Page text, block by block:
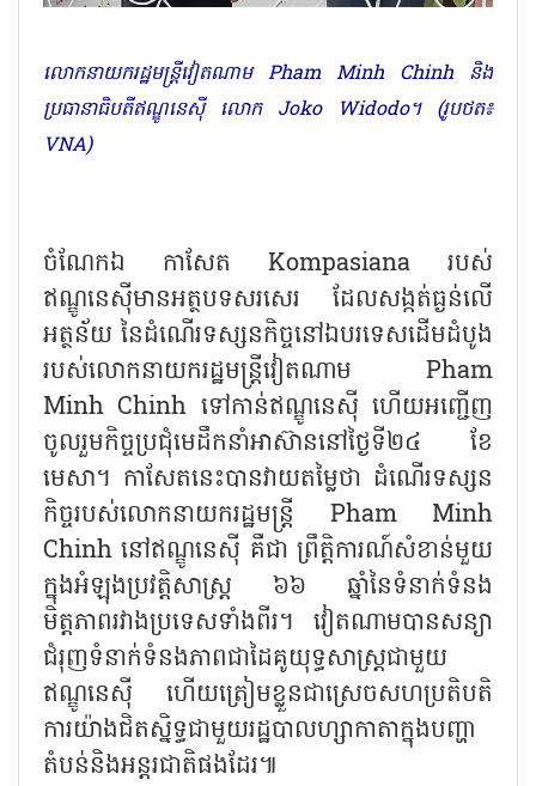
លោកនាយករដ្ឋមន្រ្តីវៀតណាម Pham Minh Chinh និង
ប្រធានាធិបតីឥណ្ឌូនេស៊ី លោក Joko Widodo។ (រូបថត៖
VNA)
ចំណែកឯ កាសែត Kompasiana របស់
ឥណ្ឌូនេស៊ីមានអត្ថបទសរសេរ ដែលសង្កត់ធ្ងន់លើ
អត្ថន័យ នៃដំណើរទស្សនកិច្ចនៅឯបរទេសដើមដំបូង
របស់លោកនាយករដ្ឋមន្រ្តីវៀតណាម Pham
Minh Chinh ទៅកាន់ឥណ្ឌូនេស៊ី ហើយអញ្ជើញ
ចូលរួមកិច្ចប្រជុំមេដឹកនាំអាស៊ាននៅថ្ងៃទី២៤ ខែ
មេសា។ កាសែតនេះបានវាយតម្លៃថា ដំណើរទស្សន
កិច្ចរបស់លោកនាយករដ្ឋមន្រ្តី Pham Minh
Chinh នៅឥណ្ឌូនេស៊ី គឺជា ព្រឹត្តិការណ៍សំខាន់មួយ
ក្នុងអំឡុងប្រវត្តិសាស្ត្រ ៦៦ ឆ្នាំនៃទំនាក់ទំនង
មិត្តភាពរវាងប្រទេសទាំងពីរ។ វៀតណាមបានសន្យា
ជំរុញទំនាក់ទំនងភាពជាដៃគូយុទ្ធសាស្ត្រជាមួយ
ឥណ្ឌូនេស៊ី ហើយត្រៀមខ្លួនជាស្រេចសហប្រតិបតិ
ការយ៉ាងជិតស្និទ្ធជាមួយរដ្ឋបាលហ្សាកាតាក្នុងបញ្ហា
តំបន់និងអន្តរជាតិផងដែរ៕